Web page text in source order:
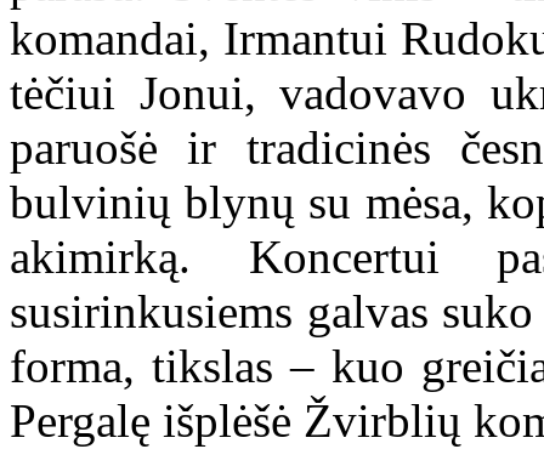
komandai, Irmantui
tėčiui Jonui, vadovavo
paruošė ir tradicinės
bulvinių blynų su mėsa,
akimirką. Koncertui
susirinkusiems galvas
forma, tikslas – kuo
Pergalę išplėšė Žvirblių